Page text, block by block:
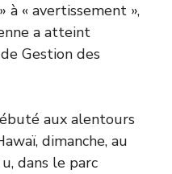
à « avertissement »,
a atteint
Gestion des
aux alentours
dimanche, au
dans le parc